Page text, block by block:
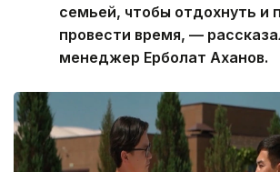
семьей, чтобы отдохнуть и
провести время, —
менеджер Ерболат Аханов.